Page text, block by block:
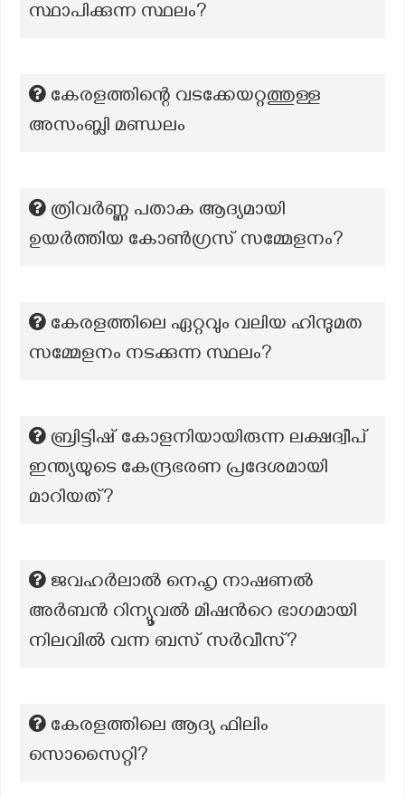
സ്ഥാപിക്കുന്ന സ്ഥലം?
കേരളത്തിന്റെ വടക്കേയറ്റത്തുള്ള
അസംബ്ലി മണ്ഡലം
ത്രിവർണ്ണ പതാക ആദ്യമായി
ഉയർത്തിയ കോൺഗ്രസ് സമ്മേളനം?
കേരളത്തിലെ ഏറ്റവും വലിയ ഹിന്ദുമത
സമ്മേളനം നടക്കുന്ന സ്ഥലം?
ബ്രിട്ടിഷ് കോളനിയായിരുന്ന ലക്ഷദ്വീപ്
ഇന്ത്യയുടെ കേന്ദ്രഭരണ പ്രദേശമായി
മാറിയത്?
ജവഹർലാൽ നെഹൃ നാഷണൽ
അർബൻ റിന്യൂവൽ മിഷന്‍റെ ഭാഗമായി
നിലവിൽ വന്ന ബസ് സർവീസ്?
കേരളത്തിലെ ആദ്യ ഫിലിം
സൊസൈറ്റി?